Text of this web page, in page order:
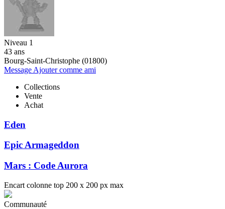
Niveau 1
43 ans
Bourg-Saint-Christophe (01800)
Message Ajouter comme ami
Collections
Vente
Achat
Eden
Epic Armageddon
Mars : Code Aurora
Encart colonne top 200 x 200 px max
Communauté